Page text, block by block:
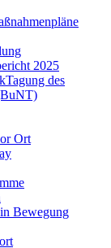
2025
des
Ort
Bewegung